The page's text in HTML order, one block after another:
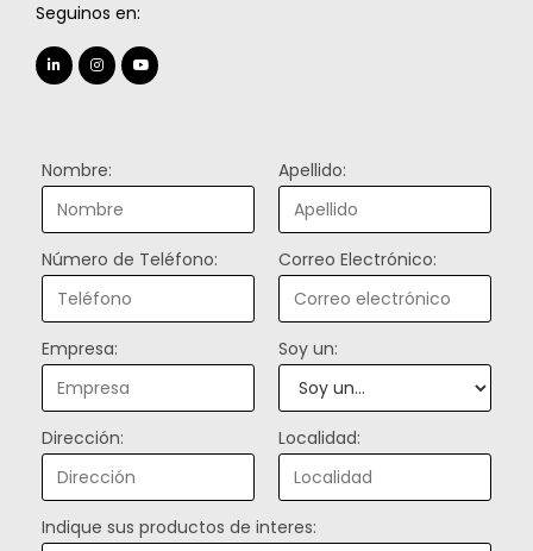
Seguinos en:
Nombre: Apellido:
Número de Teléfono: Correo Electrónico:
Empresa: Soy un:
Dirección: Localidad:
Indique sus productos de interes: